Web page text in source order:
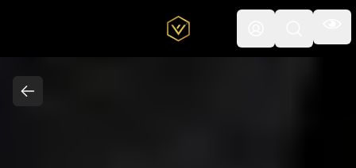
القائمة